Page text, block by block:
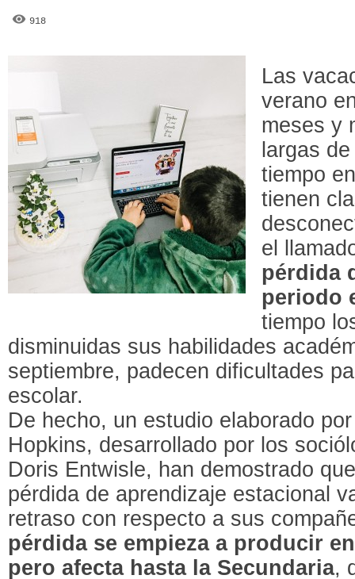
918
Las
verano
meses y
largas
tiempo
tienen
el
pérdida
periodo
tiempo
disminuidas sus habilidades
septiembre, padecen dificultades
escolar.
De hecho, un estudio elaborado
Hopkins, desarrollado por los
Doris Entwisle, han demostrado
pérdida de aprendizaje estacional
retraso con respecto a sus
pérdida se empieza a producir
pero afecta hasta la Secundaria,